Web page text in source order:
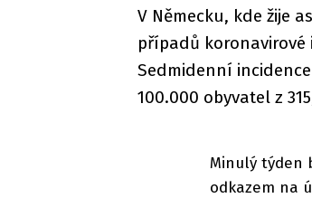
V Německu, kde žije
případů koronavirové
Sedmidenní
100.000 obyvatel z
Minulý týden
odkazem na